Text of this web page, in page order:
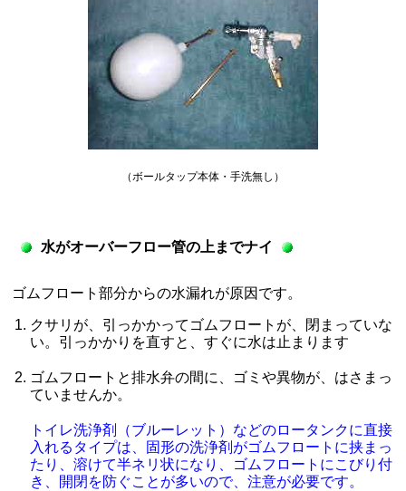
（ボールタップ本体・手洗無し）
水がオーバーフロー管の上までナイ
ゴムフロート部分からの水漏れが原因です。
クサリが、引っかかってゴムフロートが、閉まっていな
い。引っかかりを直すと、すぐに水は止まります
ゴムフロートと排水弁の間に、ゴミや異物が、はさまっ
ていませんか。
トイレ洗浄剤（ブルーレット）などのロータンクに直接
入れるタイプは、固形の洗浄剤がゴムフロートに挟まっ
たり、溶けて半ネリ状になり、ゴムフロートにこびり付
き、開閉を防ぐことが多いので、注意が必要です。